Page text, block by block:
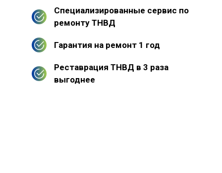
Специализированные сервис по
ремонту ТНВД
Гарантия на ремонт 1 год
Реставрация ТНВД в 3 раза
выгоднее